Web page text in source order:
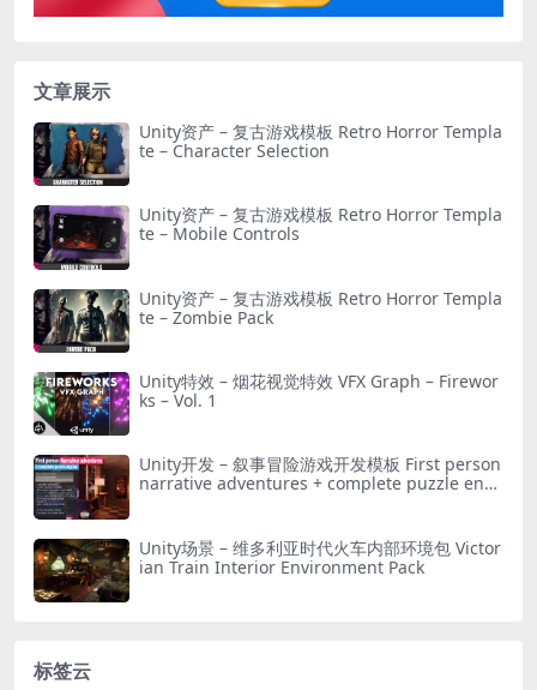
文章展示
Unity资产 – 复古游戏模板 Retro Horror Templa
te – Character Selection
Unity资产 – 复古游戏模板 Retro Horror Templa
te – Mobile Controls
Unity资产 – 复古游戏模板 Retro Horror Templa
te – Zombie Pack
Unity特效 – 烟花视觉特效 VFX Graph – Firewor
ks – Vol. 1
Unity开发 – 叙事冒险游戏开发模板 First person
narrative adventures + complete puzzle engi
Unity场景 – 维多利亚时代火车内部环境包 Victor
ian Train Interior Environment Pack
标签云